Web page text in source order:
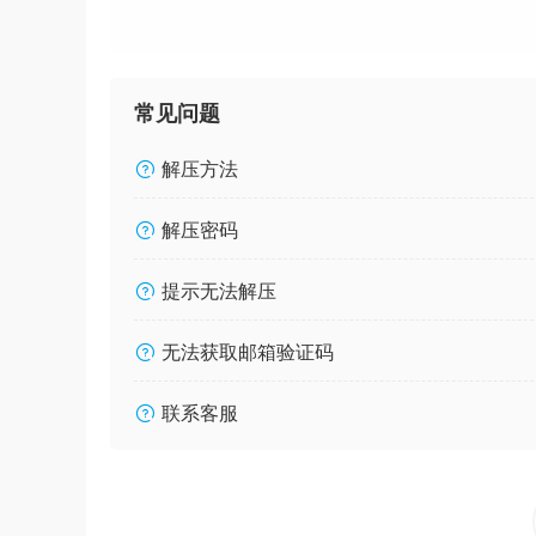
常见问题
解压方法
解压密码
提示无法解压
无法获取邮箱验证码
联系客服